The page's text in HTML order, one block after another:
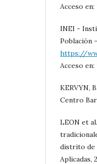
Acceso en:
INEI -
Población
https://
Acceso en:
KERVYN,
Centro
LEON et
distrito de
Aplicadas,